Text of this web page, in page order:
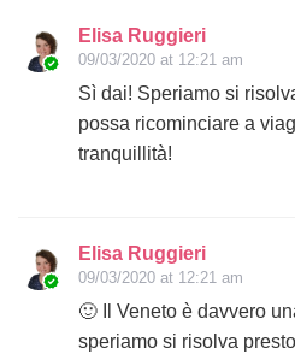
Elisa Ruggieri
09/03/2020 at 12:21 am
Sì dai! Speriamo si
possa ricominciare a
tranquillità!
Elisa Ruggieri
09/03/2020 at 12:21 am
🙂 Il Veneto è davvero
speriamo si risolva